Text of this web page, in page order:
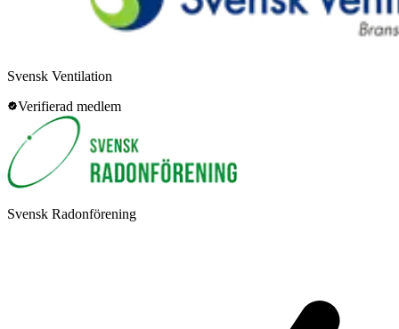
Svensk Ventilation
Verifierad medlem
Svensk Radonförening